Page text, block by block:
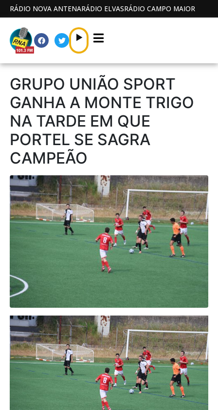
RÁDIO NOVA ANTENARÁDIO ELVASRÁDIO CAMPO MAIOR
GRUPO UNIÃO SPORT
GANHA A MONTE TRIGO
NA TARDE EM QUE
PORTEL SE SAGRA
CAMPEÃO